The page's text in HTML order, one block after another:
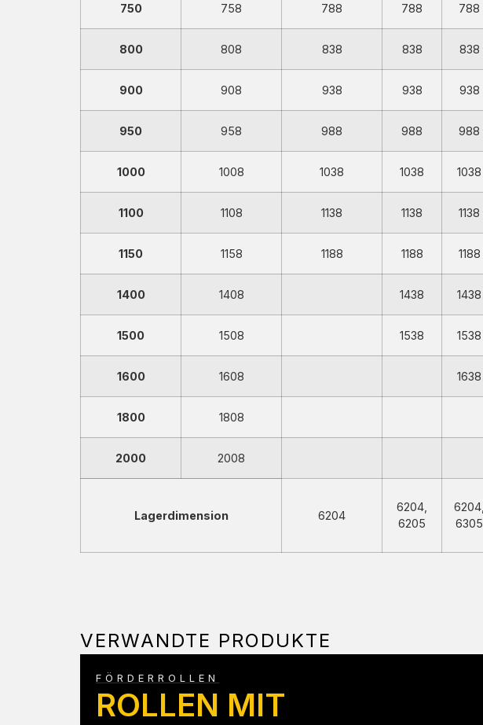
750 758 788 788 788
800 808 838 838 838
900 908 938 938 938
950 958 988 988 988
1000 1008 1038 1038 1038
1100 1108 1138 1138 1138
1150 1158 1188 1188 1188
1400 1408 1438 1438
1500 1508 1538 1538
1600 1608 1638
1800 1808
2000 2008
Lagerdimension 6204
6204,
6205
6204,
6305
VERWANDTE PRODUKTE
FÖRDERROLLEN
ROLLEN MIT